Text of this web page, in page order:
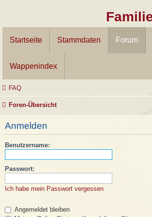
Startseite Stammdaten Forum
Wappenindex
FAQ
Foren-Übersicht
Anmelden
Benutzername:
Passwort:
Ich habe mein Passwort vergessen
Angemeldet bleiben